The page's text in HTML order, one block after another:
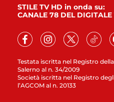
Testata iscritta nel Registro
Salerno al n. 34/2009
Società iscritta nel Registro
l’AGCOM al n. 20133
STILE TV HD in onda su:
CANALE 78 DEL DIGITALE